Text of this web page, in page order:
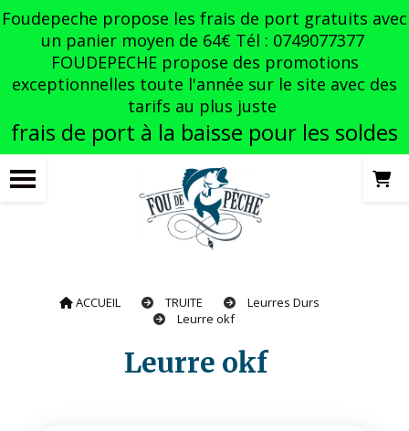
Foudepeche propose les frais de port gratuits avec
un panier moyen de 64€ Tél : 0749077377
FOUDEPECHE propose des promotions
exceptionnelles toute l'année sur le site avec des
tarifs au plus juste
frais de port à la baisse pour les soldes
ACCUEIL TRUITE
Leurres Durs
Leurre okf
Leurre okf